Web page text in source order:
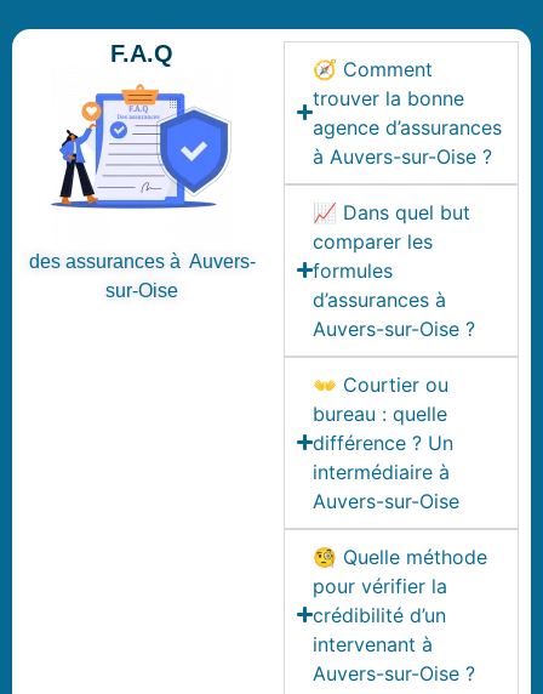
F.A.Q
des assurances à Auvers-
sur-Oise
🧭 Comment
trouver la bonne
agence d’assurances
à Auvers-sur-Oise ?
📈 Dans quel but
comparer les
formules
d’assurances à
Auvers-sur-Oise ?
👐 Courtier ou
bureau : quelle
différence ? Un
intermédiaire à
Auvers-sur-Oise
🧐 Quelle méthode
pour vérifier la
crédibilité d’un
intervenant à
Auvers-sur-Oise ?